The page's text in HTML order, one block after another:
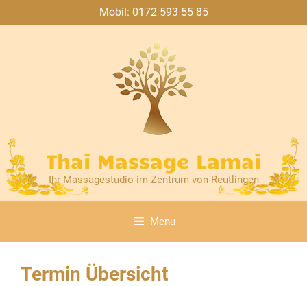
Mobil: 0172 593 55 85
Thai Massage Lamai
Ihr Massagestudio im Zentrum von Reutlingen
Menu
Termin Übersicht